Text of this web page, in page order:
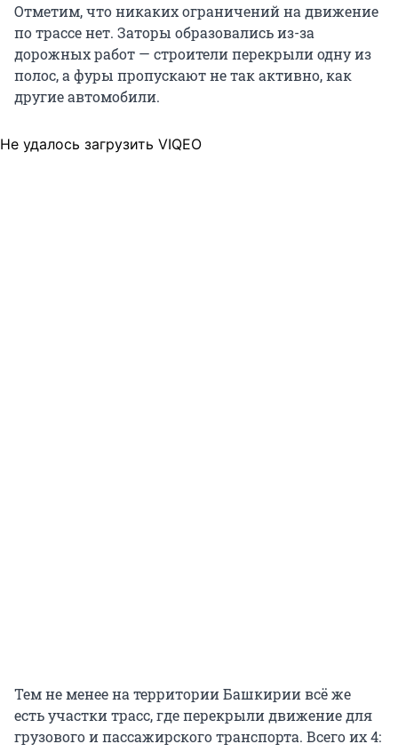
Отметим, что никаких ограничений на движение
по трассе нет. Заторы образовались из-за
дорожных работ — строители перекрыли одну из
полос, а фуры пропускают не так активно, как
другие автомобили.
Не удалось загрузить VIQEO
Тем не менее на территории Башкирии всё же
есть участки трасс, где перекрыли движение для
грузового и пассажирского транспорта. Всего их 4: